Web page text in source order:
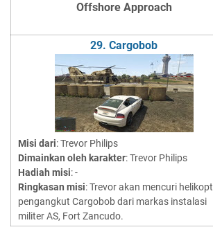
Offshore Approach
29. Cargobob
Misi dari: Trevor Philips
Dimainkan oleh karakter: Trevor Philips
Hadiah misi: -
Ringkasan misi: Trevor akan mencuri
pengangkut Cargobob dari markas instalasi
militer AS, Fort Zancudo.